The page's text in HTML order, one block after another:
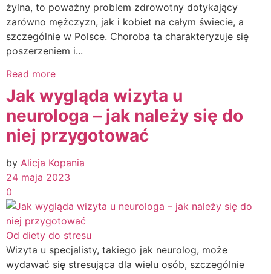
żylna, to poważny problem zdrowotny dotykający
zarówno mężczyzn, jak i kobiet na całym świecie, a
szczególnie w Polsce. Choroba ta charakteryzuje się
poszerzeniem i...
Read more
Jak wygląda wizyta u
neurologa – jak należy się do
niej przygotować
by Alicja Kopania
24 maja 2023
0
Od diety do stresu
Wizyta u specjalisty, takiego jak neurolog, może
wydawać się stresująca dla wielu osób, szczególnie